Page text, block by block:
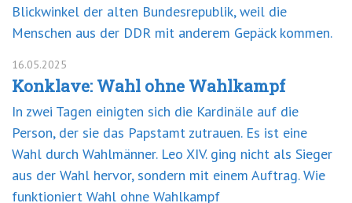
Blickwinkel der alten Bundesrepublik, weil die
Menschen aus der DDR mit anderem Gepäck kommen.
16.05.2025
Konklave: Wahl ohne Wahlkampf
In zwei Tagen einigten sich die Kardinäle auf die
Person, der sie das Papstamt zutrauen. Es ist eine
Wahl durch Wahlmänner. Leo XIV. ging nicht als Sieger
aus der Wahl hervor, sondern mit einem Auftrag. Wie
funktioniert Wahl ohne Wahlkampf